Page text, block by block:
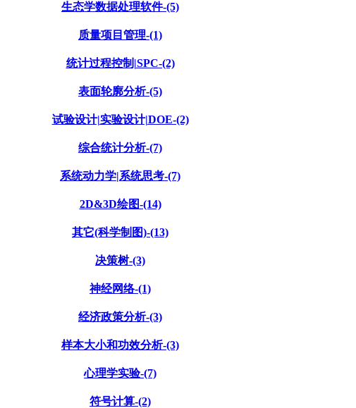
生态学数据处理软件-(5)
质量项目管理-(1)
统计过程控制|SPC-(2)
表面轮廓分析-(5)
试验设计|实验设计|DOE-(2)
综合统计分析-(7)
系统动力学|系统思考-(7)
2D&3D绘图-(14)
其它(科学制图)-(13)
决策树-(3)
神经网络-(1)
经济政策分析-(3)
样本大小和功效分析-(3)
心理学实验-(7)
符号计算-(2)